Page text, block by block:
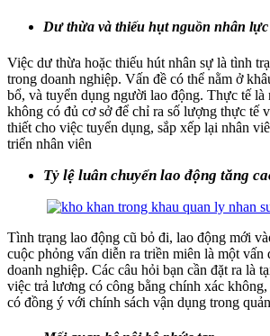
Dư thừa và thiếu hụt nguồn nhân lực
Việc dư thừa hoặc thiếu hút nhân sự là tình
trong doanh nghiệp. Vấn đề có thể nằm ở
bổ, và tuyển dụng người lao động. Thực tế
không có đủ cơ sở để chỉ ra số lượng thực tế
thiết cho việc tuyển dụng, sắp xếp lại nhân
triển nhân viên
Tỷ lệ luân chuyển lao động tăng
Tình trạng lao động cũ bỏ đi, lao động mới
cuộc phỏng vấn diễn ra triền miên là một vấn
doanh nghiệp. Các câu hỏi bạn cần đặt ra là
việc trả lương có công bằng chính xác
có đồng ý với chính sách vận dụng trong